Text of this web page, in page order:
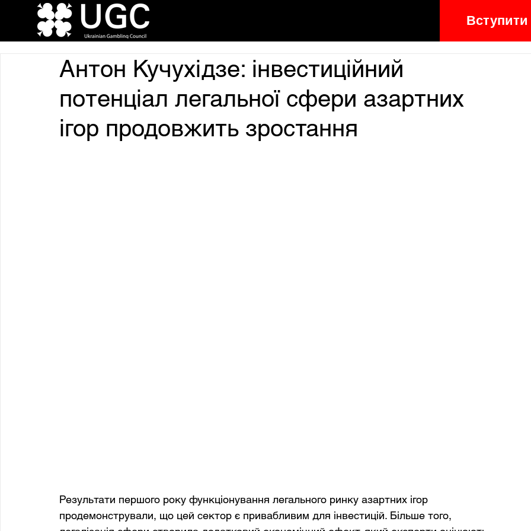
Вступити
Антон Кучухідзе: інвестиційний
потенціал легальної сфери азартних
ігор продовжить зростання
Результати першого року функціонування легального ринку азартних ігор
продемонстрували, що цей сектор є привабливим для інвестицій. Більше того,